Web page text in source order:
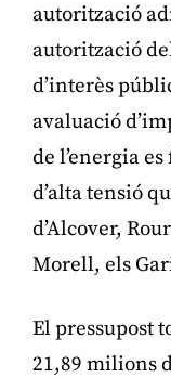
autorització
autorització
d’interès
avaluació
de l’energia
d’alta tensió
d’Alcover,
Morell, els
El pressupost
21,89 milions